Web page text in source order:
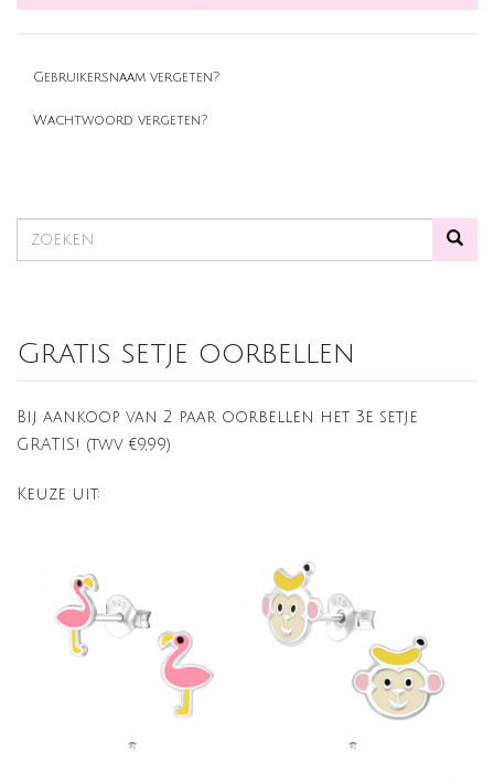
Gebruikersnaam vergeten?
Wachtwoord vergeten?
Gratis setje oorbellen
Bij aankoop van 2 paar oorbellen het 3e setje
GRATIS! (twv €9,99)
Keuze uit: